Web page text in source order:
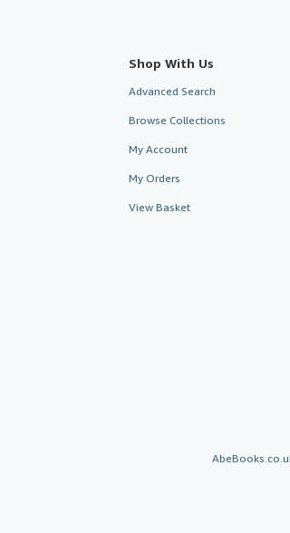
Shop With Us
Advanced Search
Browse Collections
My Account
My Orders
View Basket